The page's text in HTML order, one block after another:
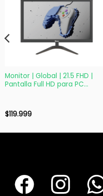
Monitor | Global | 21.5 FHD |
Pantalla Full HD para PC
$119.999